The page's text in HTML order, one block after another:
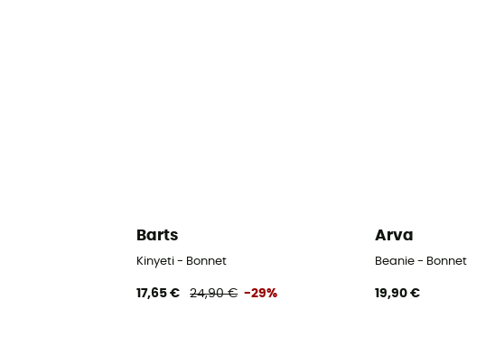
Barts
Kinyeti - Bonnet
17,65 € 24,90 € -29%
Arva
Beanie - Bonnet
19,90 €